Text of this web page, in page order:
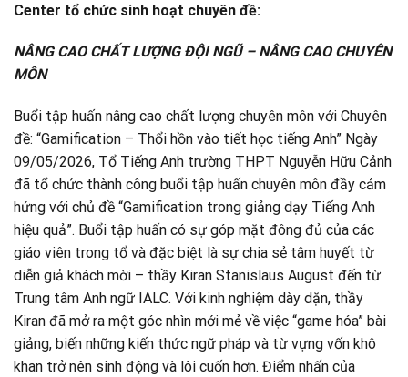
Center tổ chức sinh hoạt chuyên đề:
NÂNG CAO CHẤT LƯỢNG ĐỘI NGŨ – NÂNG CAO CHUYÊN
MÔN
Buổi tập huấn nâng cao chất lượng chuyên môn với Chuyên
đề: “Gamification – Thổi hồn vào tiết học tiếng Anh” Ngày
09/05/2026, Tổ Tiếng Anh trường THPT Nguyễn Hữu Cảnh
đã tổ chức thành công buổi tập huấn chuyên môn đầy cảm
hứng với chủ đề “Gamification trong giảng dạy Tiếng Anh
hiệu quả”. Buổi tập huấn có sự góp mặt đông đủ của các
giáo viên trong tổ và đặc biệt là sự chia sẻ tâm huyết từ
diễn giả khách mời – thầy Kiran Stanislaus August đến từ
Trung tâm Anh ngữ IALC. Với kinh nghiệm dày dặn, thầy
Kiran đã mở ra một góc nhìn mới mẻ về việc “game hóa” bài
giảng, biến những kiến thức ngữ pháp và từ vựng vốn khô
khan trở nên sinh động và lôi cuốn hơn. Điểm nhấn của